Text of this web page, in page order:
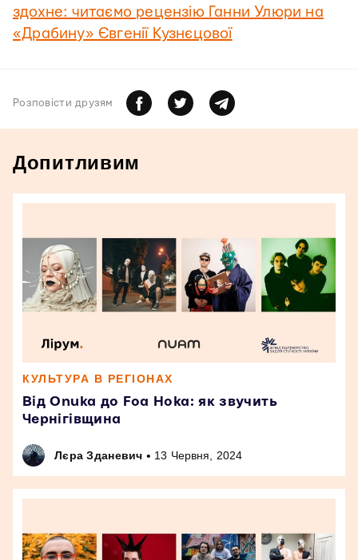
здохне: читаємо рецензію Ганни Улюри на
«Драбину» Євгенії Кузнєцової
Розповiсти друзям
Допитливим
КУЛЬТУРА В РЕГІОНАХ
Від Onuka до Foa Hoka: як звучить
Чернігівщина
Лєра Зданевич • 13 Червня, 2024